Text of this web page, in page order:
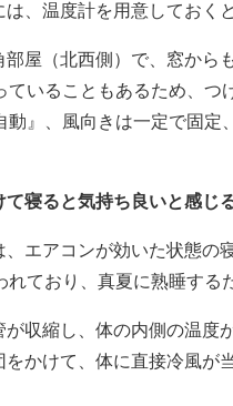
、温度計を用意しておく
屋（北西側）で、窓から
いることもあるため、つ
』、風向きは一定で固定
寝ると気持ち良いと感じ
エアコンが効いた状態の
ており、真夏に熟睡する
収縮し、体の内側の温度
かけて、体に直接冷風が